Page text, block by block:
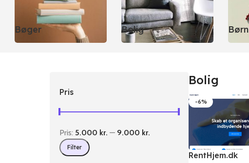
Bøger Bolig Børn
Pris
Filter
Pris: 5.000 kr. — 9.000 kr.
Bolig
-6%
RentHjem.dk